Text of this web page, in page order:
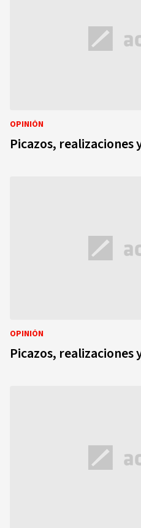
OPINIÓN
Picazos, realizaciones
OPINIÓN
Picazos, realizaciones